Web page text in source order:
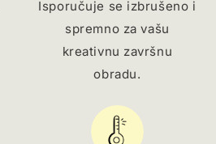
Isporučuje se izbrušeno i
spremno za vašu
kreativnu završnu
obradu.